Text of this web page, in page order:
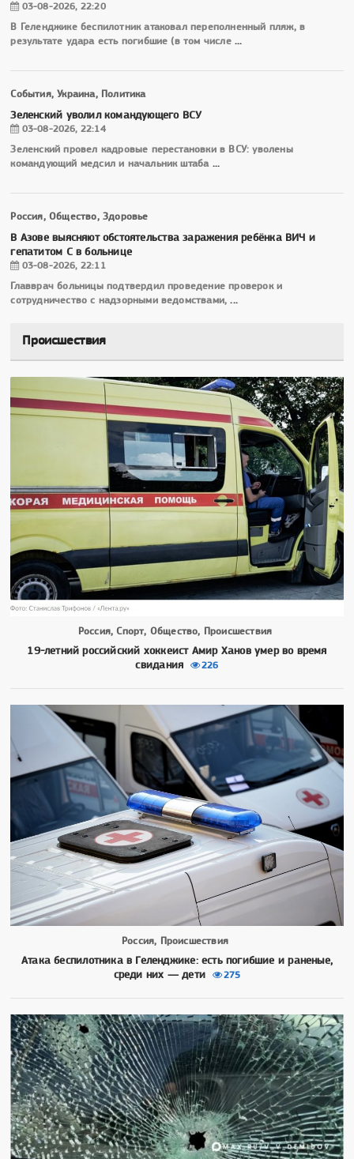
03-08-2026, 22:20
В Геленджике беспилотник атаковал переполненный пляж, в
результате удара есть погибшие (в том числе...
События, Украина, Политика
Зеленский уволил командующего ВСУ
03-08-2026, 22:14
Зеленский провел кадровые перестановки в ВСУ: уволены
командующий медсил и начальник штаба ...
Россия, Общество, Здоровье
В Азове выясняют обстоятельства заражения ребёнка ВИЧ и
гепатитом С в больнице
03-08-2026, 22:11
Главврач больницы подтвердил проведение проверок и
сотрудничество с надзорными ведомствами,...
Происшествия
Россия, Спорт, Общество, Происшествия
19-летний российский хоккеист Амир Ханов умер во время
свидания
226
Россия, Происшествия
Атака беспилотника в Геленджике: есть погибшие и раненые,
среди них — дети
275